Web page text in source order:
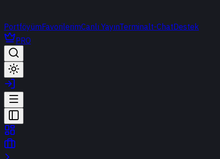
PortföyümFavorilerimCanlı YayınTerminalt-ChatDestek
PRO